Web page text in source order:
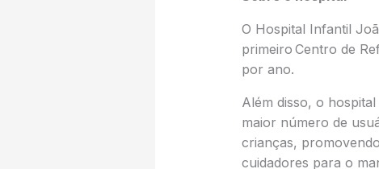
O Hospital Infantil
primeiro Centro de
por ano.
Além disso, o
maior número de
crianças,
cuidadores para o